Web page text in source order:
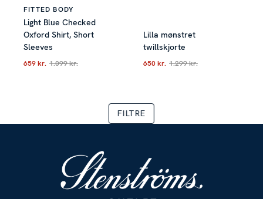
FITTED BODY
Light Blue Checked
Oxford Shirt, Short
Sleeves
Nuværende pris Tidligere pris: 1.099 kr.
659 kr. 1.099 kr.
Lilla mønstret
twillskjorte
Nuværende pris
650 kr. 1.299 kr.
FILTRE